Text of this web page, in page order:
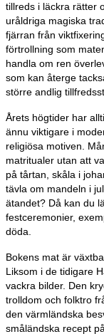
tillreds i läckra rätter
uråldriga magiska
fjärran från
förtrollning som
handla om ren
som kan återge
större andlig
Årets högtider har
ännu viktigare i
religiösa motiven.
matritualer utan att
på tårtan, skåla i
tävla om mandeln i
ätandet? Då kan du
festceremonier,
döda.
Bokens mat är
Liksom i de tidigare
vackra bilder. Den
trolldom och folktro
den värmländska
småländska recept